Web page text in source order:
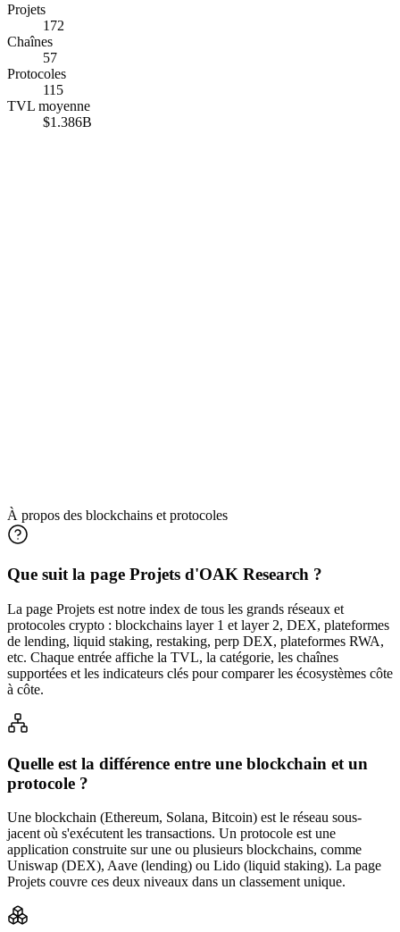
Projets
172
Chaînes
57
Protocoles
115
TVL moyenne
$1.386B
À propos des blockchains et protocoles
Que suit la page Projets d'OAK Research ?
La page Projets est notre index de tous les grands réseaux et
protocoles crypto : blockchains layer 1 et layer 2, DEX, plateformes
de lending, liquid staking, restaking, perp DEX, plateformes RWA,
etc. Chaque entrée affiche la TVL, la catégorie, les chaînes
supportées et les indicateurs clés pour comparer les écosystèmes côte
à côte.
Quelle est la différence entre une blockchain et un
protocole ?
Une blockchain (Ethereum, Solana, Bitcoin) est le réseau sous-
jacent où s'exécutent les transactions. Un protocole est une
application construite sur une ou plusieurs blockchains, comme
Uniswap (DEX), Aave (lending) ou Lido (liquid staking). La page
Projets couvre ces deux niveaux dans un classement unique.